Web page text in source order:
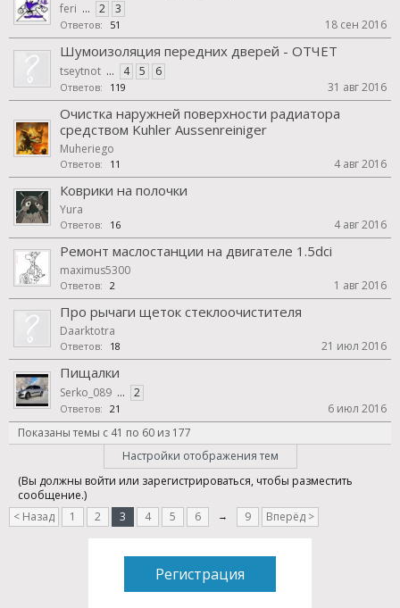
feri ... 2 3
Ответов: 51 18 сен 2016
Шумоизоляция передних дверей - ОТЧЕТ
tseytnot ... 4 5 6
Ответов: 119 31 авг 2016
Очистка наружней поверхности радиатора
средством Kuhler Aussenreiniger
Muheriego
Ответов: 11 4 авг 2016
Коврики на полочки
Yura
Ответов: 16 4 авг 2016
Ремонт маслостанции на двигателе 1.5dci
maximus5300
Ответов: 2 1 авг 2016
Про рычаги щеток стеклоочистителя
Daarktotra
Ответов: 18 21 июл 2016
Пищалки
Serko_089 ... 2
Ответов: 21
6 июл 2016
Показаны темы с 41 по 60 из 177
Настройки отображения тем
(Вы должны войти или зарегистрироваться, чтобы разместить
сообщение.)
< Назад
1 2 3 4 5 6 → 9 Вперёд >
Регистрация